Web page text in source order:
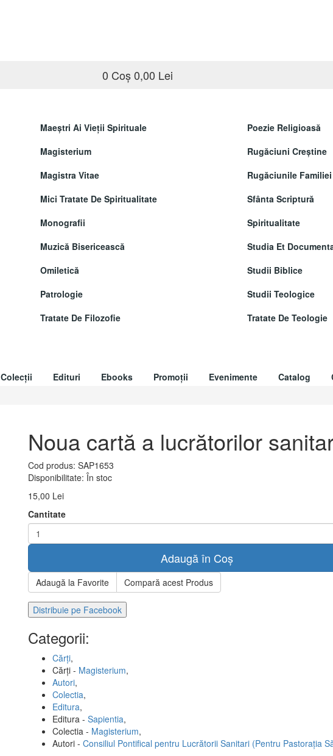
0 Coș0,00 Lei
Maeştri Ai Vieţii Spirituale
Poezie Religioasă
Magisterium
Rugăciuni Creştine
Magistra Vitae
Rugăciunile
Mici Tratate De Spiritualitate
Sfânta Scriptură
Monografii
Spiritualitate
Muzică Bisericească
Studia Et
Omiletică
Studii Biblice
Patrologie
Studii Teologice
Tratate De Filozofie
Tratate De Teologie
Colecții Edituri Ebooks Promoții Evenimente Catalog
Noua cartă a lucrătorilor
Cod produs: SAP1653
Disponibilitate: În stoc
15,00 Lei
Cantitate
Adaugă în Coș
Adaugă la Favorite Compară acest Produs
Distribuie pe Facebook
Categorii:
Cărți,
Cărți - Magisterium,
Autori,
Colectia,
Editura,
Editura - Sapientia,
Colectia - Magisterium,
Autori - Consiliul Pontifical pentru Lucrătorii Sanitari (Pentru Pastorația